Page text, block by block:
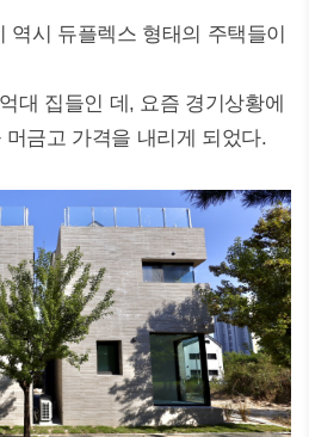
역시 듀플렉스 형태의 주택들이
대 집들인 데, 요즘 경기상황에
금고 가격을 내리게 되었다.